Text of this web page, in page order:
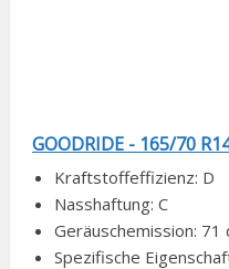
GOODRIDE - 165/70
Kraftstoffeffizienz: D
Nasshaftung: C
Geräuschemission: 71
Spezifische